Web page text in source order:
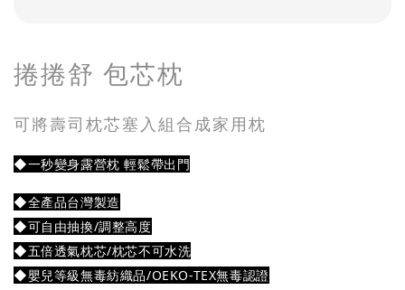
捲捲舒 包芯枕
可將壽司枕芯塞入組合成家用枕
◆一秒變身露營枕 輕鬆帶出門
◆全產品台灣製造
◆可自由抽換/調整高度
◆五倍透氣枕芯/枕芯不可水洗
◆嬰兒等級無毒紡織品/OEKO-TEX無毒認證